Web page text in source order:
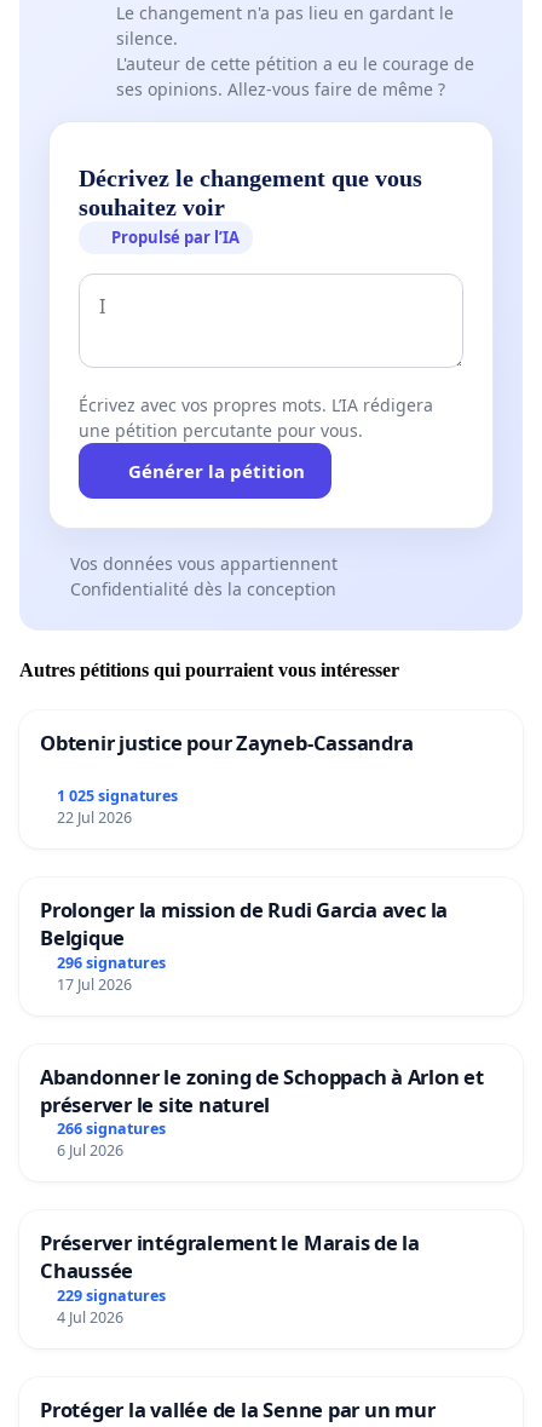
Le changement n'a pas lieu en gardant le
silence.
L'auteur de cette pétition a eu le courage de
ses opinions. Allez-vous faire de même ?
Décrivez le changement que vous
souhaitez voir
Propulsé par l’IA
Écrivez avec vos propres mots. L’IA rédigera
une pétition percutante pour vous.
Générer la pétition
Vos données vous appartiennent
Confidentialité dès la conception
Autres pétitions qui pourraient vous intéresser
Obtenir justice pour Zayneb-Cassandra
1 025 signatures
22 Jul 2026
Prolonger la mission de Rudi Garcia avec la
Belgique
296 signatures
17 Jul 2026
Abandonner le zoning de Schoppach à Arlon et
préserver le site naturel
266 signatures
6 Jul 2026
Préserver intégralement le Marais de la
Chaussée
229 signatures
4 Jul 2026
Protéger la vallée de la Senne par un mur